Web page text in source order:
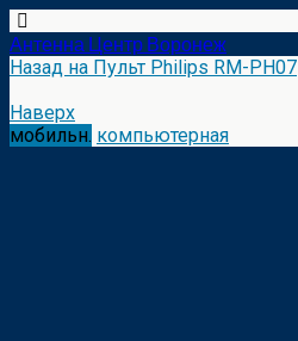
Антенна Центр Воронеж
Назад на Пульт Philips RM-PH07
Наверх
мобильн. компьютерная